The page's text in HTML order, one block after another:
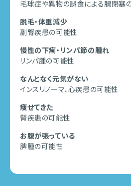
毛球症や異物の誤食による腸閉塞
脱毛・体重減少
副腎疾患の可能性
慢性の下痢・リンパ節の腫れ
リンパ腫の可能性
なんとなく元気がない
インスリノーマ、心疾患の可能性
痩せてきた
腎疾患の可能性
お腹が張っている
脾腫の可能性